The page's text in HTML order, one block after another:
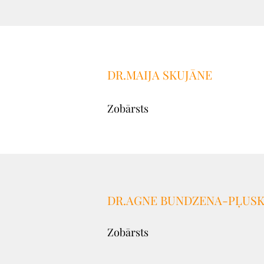
DR.MAIJA SKUJĀNE
Zobārsts
DR.AGNE BUNDZENA-
Zobārsts